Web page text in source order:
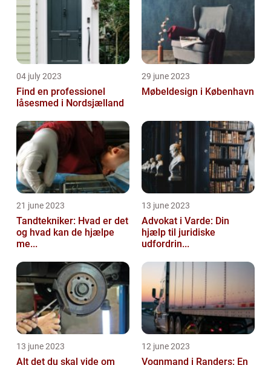
04 july 2023
Find en professionel
låsesmed i Nordsjælland
29 june 2023
Møbeldesign i København
21 june 2023
Tandtekniker: Hvad er det
og hvad kan de hjælpe
me...
13 june 2023
Advokat i Varde: Din
hjælp til juridiske
udfordrin...
13 june 2023
Alt det du skal vide om
12 june 2023
Vognmand i Randers: En